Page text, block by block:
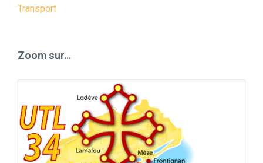
Transport
Zoom sur…